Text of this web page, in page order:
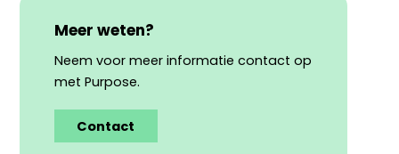
Meer weten?
Neem voor meer informatie contact op
met Purpose.
Contact